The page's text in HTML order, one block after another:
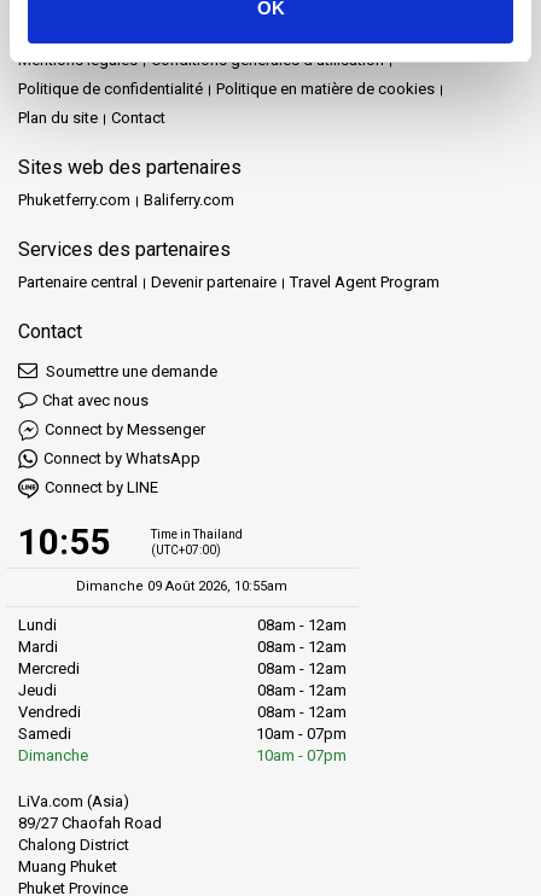
OK
Mentions légales
Conditions générales d'utilisation
Politique de confidentialité
Politique en matière de cookies
Plan du site
Contact
Sites web des partenaires
Phuketferry.com Baliferry.com
Services des partenaires
Partenaire central Devenir partenaire Travel Agent Program
Contact
Soumettre une demande
Chat avec nous
Connect by Messenger
Connect by WhatsApp
Connect by LINE
10:55
Time in Thailand
(UTC+07:00)
Dimanche 09 Août 2026, 10:55am
Lundi
08am - 12am
Mardi
08am - 12am
Mercredi
08am - 12am
Jeudi
08am - 12am
Vendredi
08am - 12am
Samedi
10am - 07pm
Dimanche
10am - 07pm
LiVa.com (Asia)
89/27 Chaofah Road
Chalong District
Muang Phuket
Phuket Province